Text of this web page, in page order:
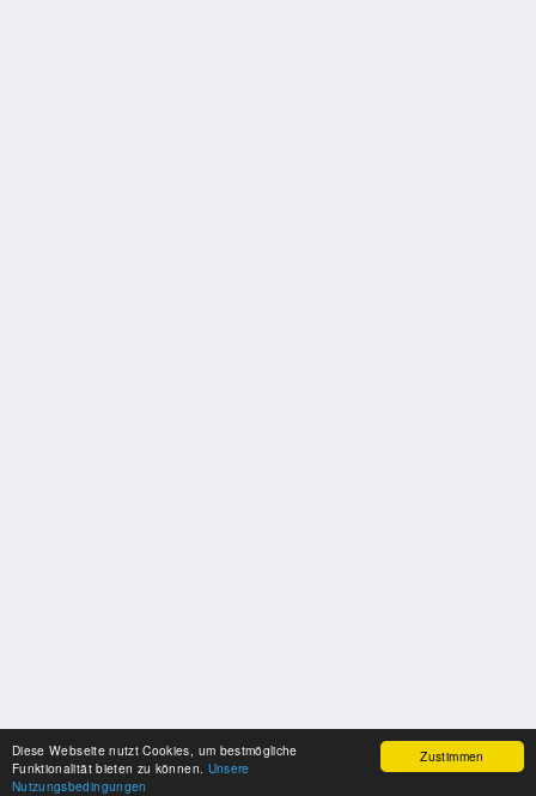
Zustimmen
Diese Webseite nutzt Cookies, um bestmögliche
Funktionalität bieten zu können. Unsere
Nutzungsbedingungen